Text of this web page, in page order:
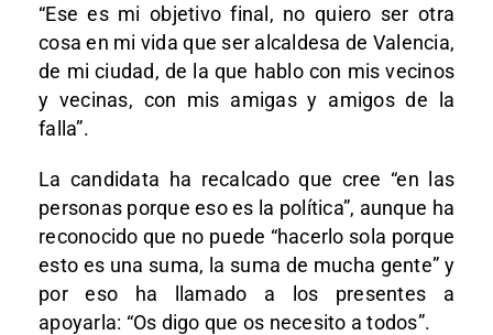
“Ese es mi objetivo final, no quiero ser otra
cosa en mi vida que ser alcaldesa de Valencia,
de mi ciudad, de la que hablo con mis vecinos
y vecinas, con mis amigas y amigos de la
falla”.
La candidata ha recalcado que cree “en las
personas porque eso es la política”, aunque ha
reconocido que no puede “hacerlo sola porque
esto es una suma, la suma de mucha gente” y
por eso ha llamado a los presentes a
apoyarla: “Os digo que os necesito a todos”.